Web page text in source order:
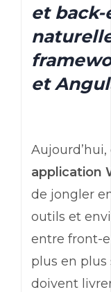
et back-
et
application
de jongler
outils et
entre front-
plus en plus
doivent